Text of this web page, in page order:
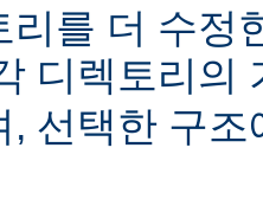
리를 더 수정
디렉토리의
, 선택한 구